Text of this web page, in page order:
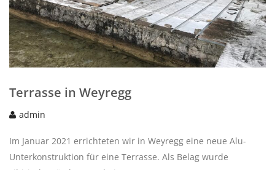
Terrasse in Weyregg
admin
Im Januar 2021 errichteten wir in Weyregg eine neue Alu-
Unterkonstruktion für eine Terrasse. Als Belag wurde